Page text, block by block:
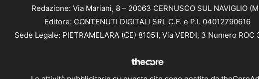
Redazione: Via Mariani, 8 – 20063 CERNUSCO SUL NAVIGLIO
Editore: CONTENUTI DIGITALI SRL C.F. e P.I. 04012790616
Sede Legale: PIETRAMELARA (CE) 81051, Via VERDI, 3 Numero